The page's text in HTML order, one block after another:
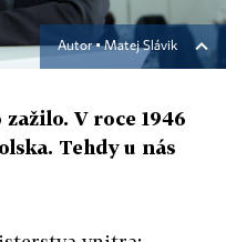
Autor ▪Matej Slávik
V roce 1946
Tehdy u nás